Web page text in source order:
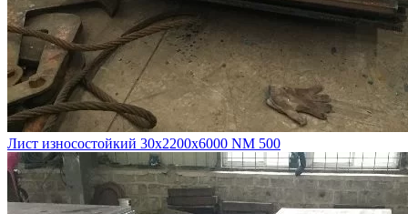
Лист износостойкий 30х2200х6000 NM 500